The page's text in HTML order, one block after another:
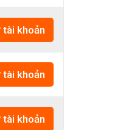
tài khoản
tài khoản
tài khoản